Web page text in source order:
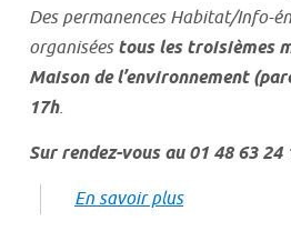
Des permanences Habitat/Info-
organiséestous les troisièmes
Maison de l’environnement
17h.
Sur rendez-vous au 01 48 63 24
En savoir plus